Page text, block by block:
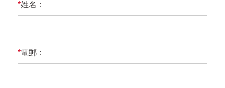
*姓名：
*電郵：